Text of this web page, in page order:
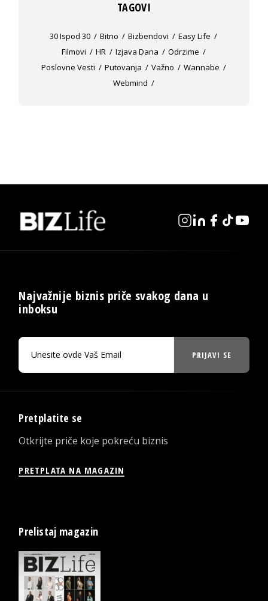
TAGOVI
30 Ispod 30 Bitno Bizbendovi
Easy Life
Filmovi
HR Izjava Dana
Odrzime
Poslovne Vesti
Putovanja Važno
Wannabe
Webmind
Najvažnije biznis priče svakog dana u
inboksu
PRIJAVI SE
Pretplatite se
Otkrijte priče koje pokreću biznis
PRETPLATA NA MAGAZIN
Prelistaj magazin